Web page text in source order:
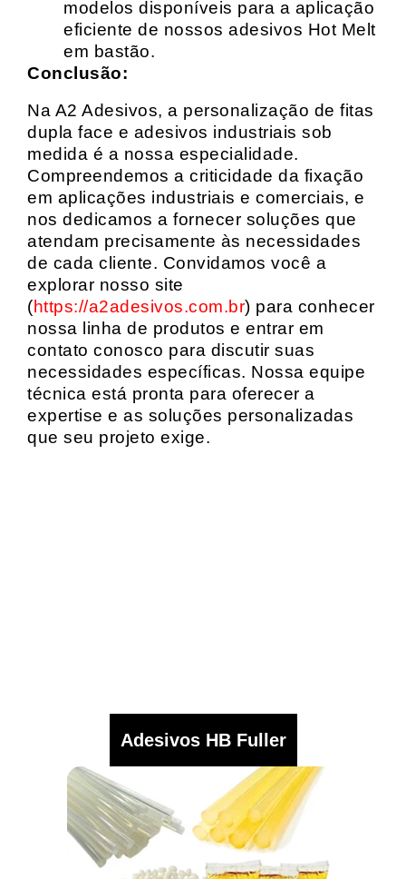
modelos disponíveis para a aplicação
eficiente de nossos adesivos Hot Melt
em bastão.
Conclusão:
Na A2 Adesivos, a personalização de fitas
dupla face e adesivos industriais sob
medida é a nossa especialidade.
Compreendemos a criticidade da fixação
em aplicações industriais e comerciais, e
nos dedicamos a fornecer soluções que
atendam precisamente às necessidades
de cada cliente. Convidamos você a
explorar nosso site
(https://a2adesivos.com.br) para conhecer
nossa linha de produtos e entrar em
contato conosco para discutir suas
necessidades específicas. Nossa equipe
técnica está pronta para oferecer a
expertise e as soluções personalizadas
que seu projeto exige.
Adesivos HB Fuller